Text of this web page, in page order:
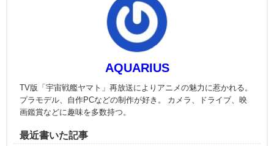
AQUARIUS
TV版「宇宙戦艦ヤマト」再放送によりアニメの魅力に惹かれる。
プラモデル、自作PCなどの制作が好き。 カメラ、ドライブ、映
画鑑賞などに趣味を多数持つ。
最近書いた記事